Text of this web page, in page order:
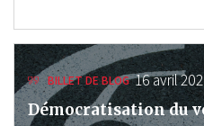
BILLET DE BLOG 16 avril
Démocratisation du